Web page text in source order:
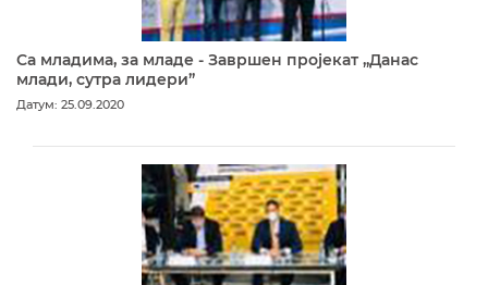
Са младима, за младе - Завршен пројекат „Данас
млади, сутра лидери”
Датум: 25.09.2020